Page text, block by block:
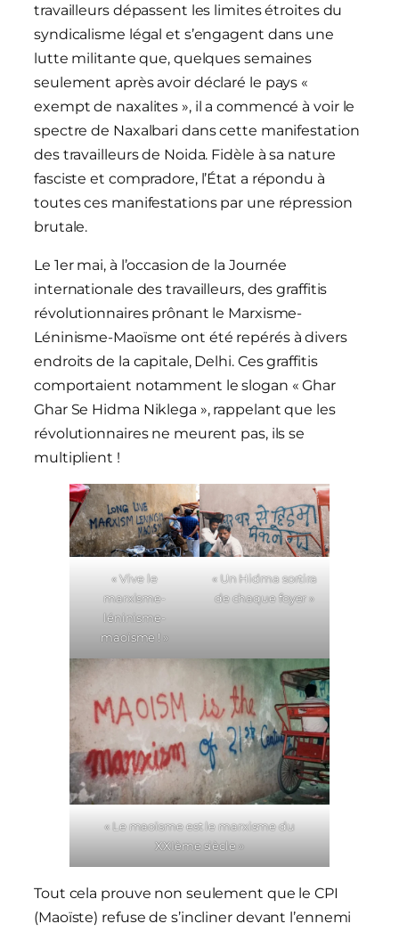
travailleurs dépassent les limites étroites du
syndicalisme légal et s’engagent dans une
lutte militante que, quelques semaines
seulement après avoir déclaré le pays «
exempt de naxalites », il a commencé à voir le
spectre de Naxalbari dans cette manifestation
des travailleurs de Noida. Fidèle à sa nature
fasciste et compradore, l’État a répondu à
toutes ces manifestations par une répression
brutale.
Le 1er mai, à l’occasion de la Journée
internationale des travailleurs, des graffitis
révolutionnaires prônant le Marxisme-
Léninisme-Maoïsme ont été repérés à divers
endroits de la capitale, Delhi. Ces graffitis
comportaient notamment le slogan « Ghar
Ghar Se Hidma Niklega », rappelant que les
révolutionnaires ne meurent pas, ils se
multiplient !
« Vive le
marxisme-
léninisme-
maoïsme ! »
« Un Hidma sortira
de chaque foyer »
« Le maoïsme est le marxisme du
XXIème siècle »
Tout cela prouve non seulement que le CPI
(Maoïste) refuse de s’incliner devant l’ennemi